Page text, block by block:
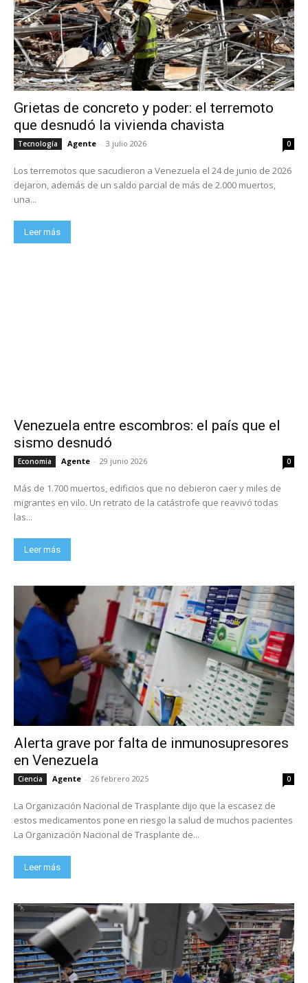
Grietas de concreto y poder: el terremoto
que desnudó la vivienda chavista
Tecnología Agente - 3 julio 2026 0
Los terremotos que sacudieron a Venezuela el 24 de junio de 2026
dejaron, además de un saldo parcial de más de 2.000 muertos,
una...
Leer más
Venezuela entre escombros: el país que el
sismo desnudó
Economia Agente - 29 junio 2026 0
Más de 1.700 muertos, edificios que no debieron caer y miles de
migrantes en vilo. Un retrato de la catástrofe que reavivó todas
las...
Leer más
Alerta grave por falta de inmunosupresores
en Venezuela
Ciencia Agente - 26 febrero 2025 0
La Organización Nacional de Trasplante dijo que la escasez de
estos medicamentos pone en riesgo la salud de muchos pacientes
La Organización Nacional de Trasplante de...
Leer más